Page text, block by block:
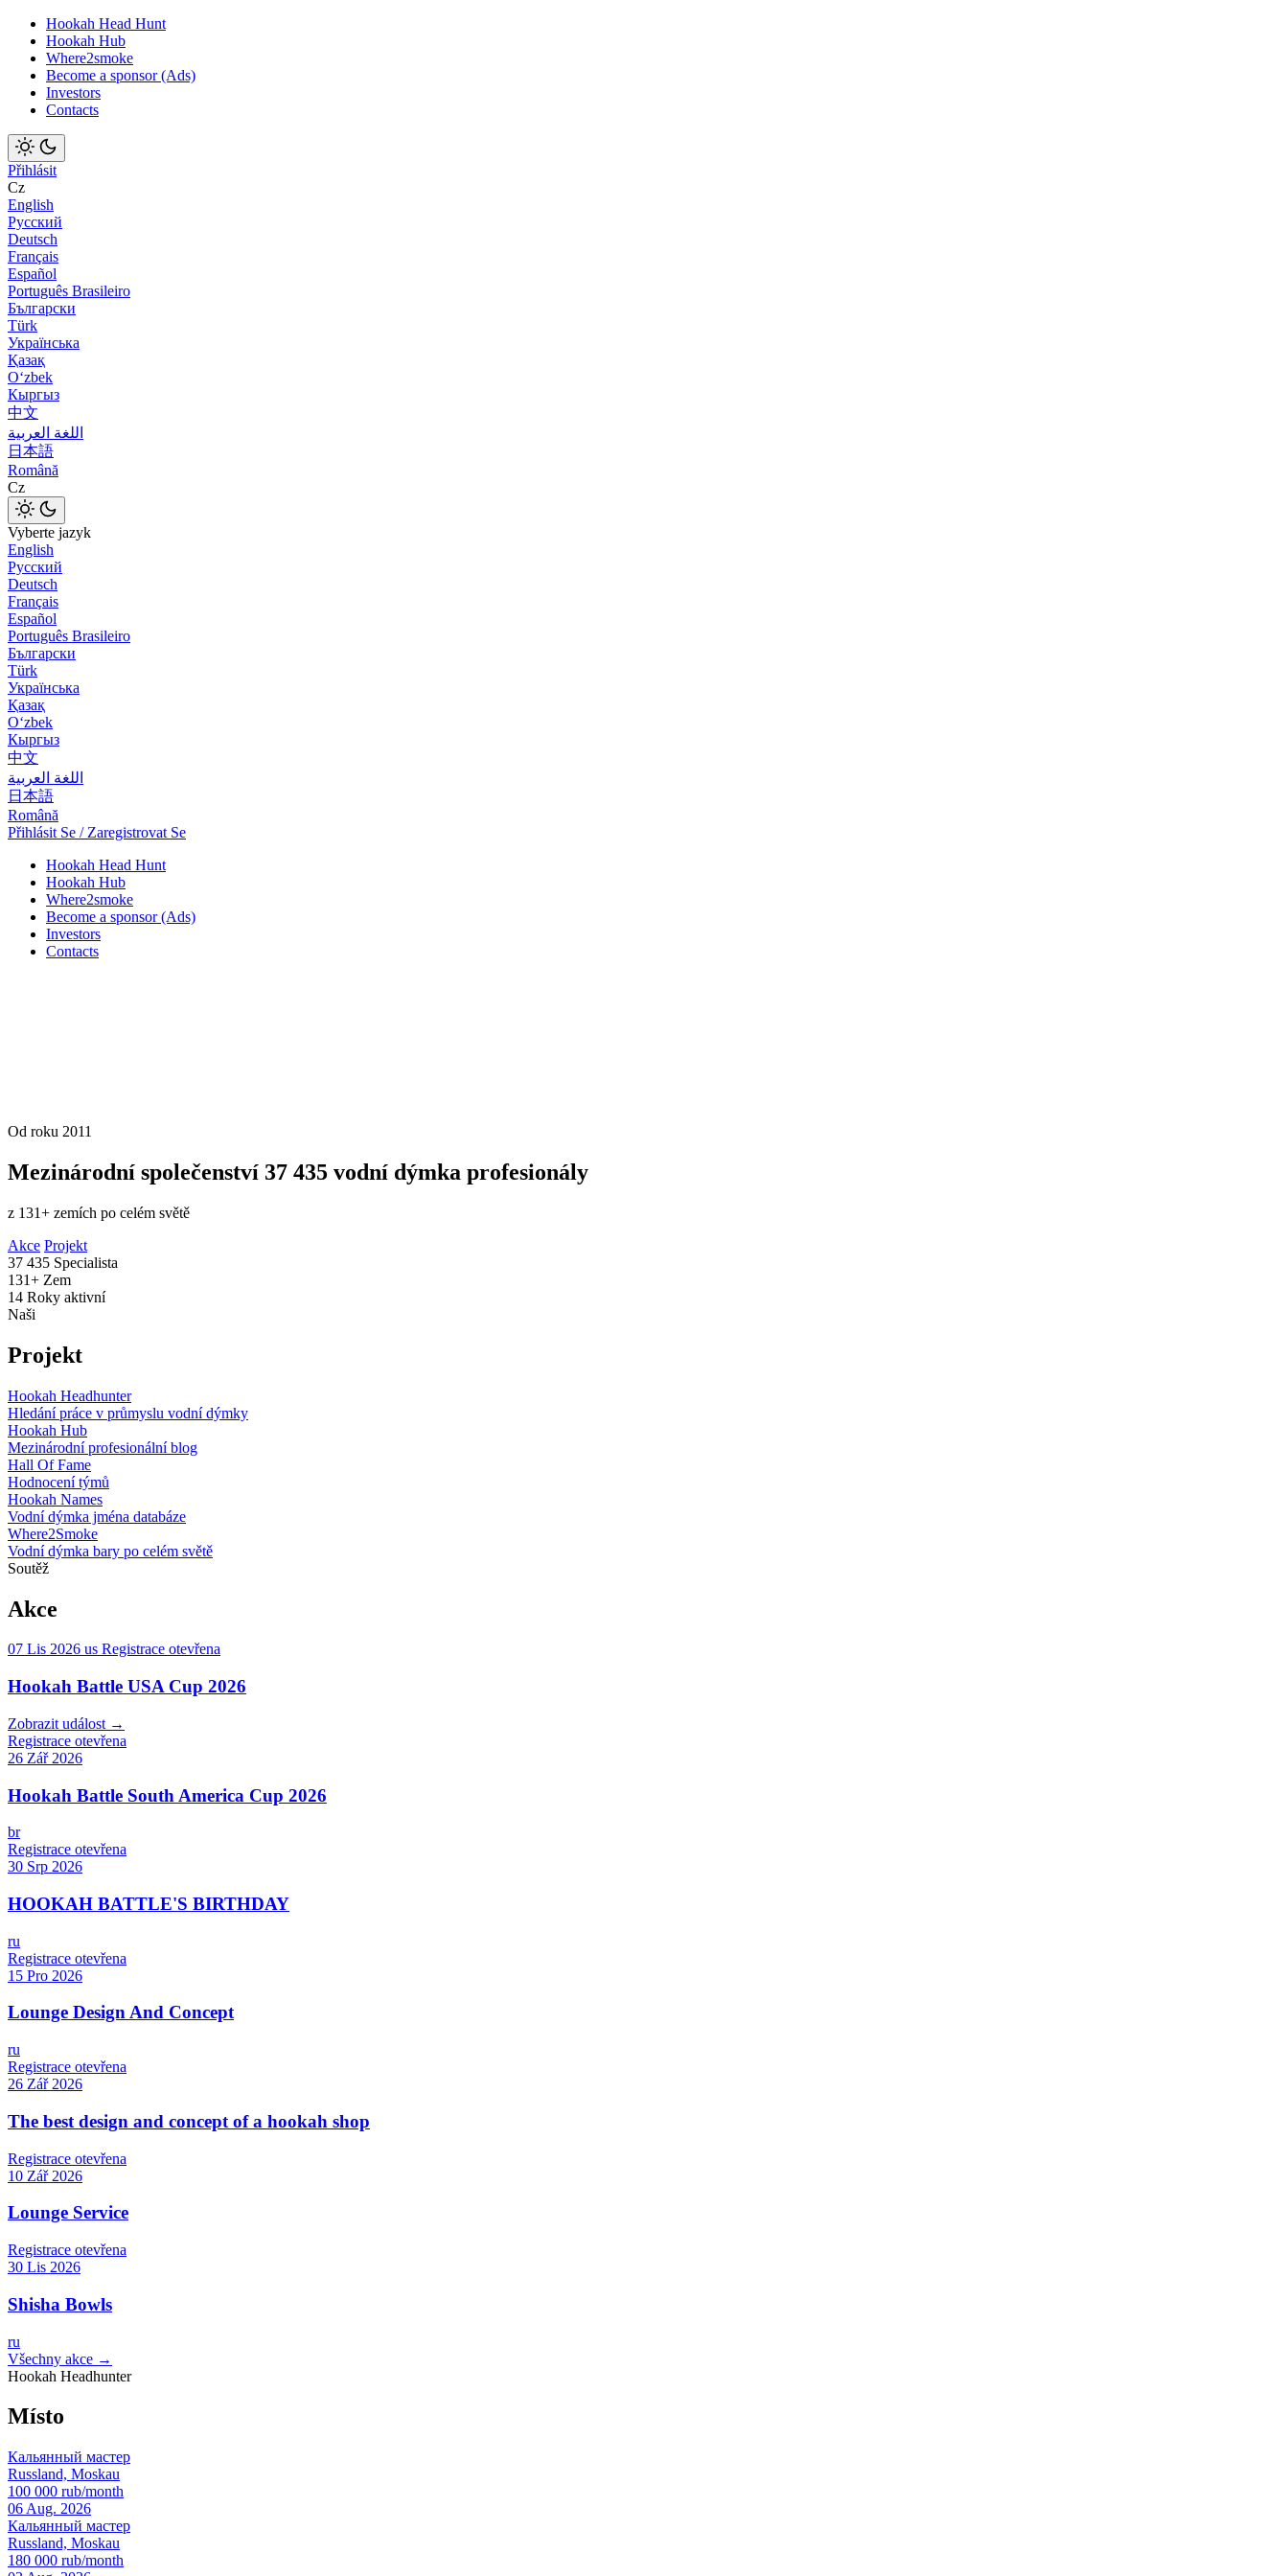
Hookah Head Hunt
Hookah Hub
Where2smoke
Become a sponsor (Ads)
Investors
Contacts
Přihlásit
Cz
English
Русский
Deutsch
Français
Español
Português Brasileiro
Български
Türk
Українська
Қазақ
Оʻzbek
Кыргыз
中文
اللغة العربية
日本語
Română
Cz
Vyberte jazyk
English
Русский
Deutsch
Français
Español
Português Brasileiro
Български
Türk
Українська
Қазақ
Оʻzbek
Кыргыз
中文
اللغة العربية
日本語
Română
Přihlásit Se / Zaregistrovat Se
Hookah Head Hunt
Hookah Hub
Where2smoke
Become a sponsor (Ads)
Investors
Contacts
Od roku 2011
Mezinárodní společenství 37 435 vodní dýmka profesionály
z 131+ zemích po celém světě
Akce Projekt
37 435 Specialista
131+ Zem
14 Roky aktivní
Naši
Projekt
Hookah Headhunter
Hledání práce v průmyslu vodní dýmky
Hookah Hub
Mezinárodní profesionální blog
Hall Of Fame
Hodnocení týmů
Hookah Names
Vodní dýmka jména databáze
Where2Smoke
Vodní dýmka bary po celém světě
Soutěž
Akce
07 Lis 2026 us Registrace otevřena
Hookah Battle USA Cup 2026
Zobrazit událost →
Registrace otevřena
26 Zář 2026
Hookah Battle South America Cup 2026
br
Registrace otevřena
30 Srp 2026
HOOKAH BATTLE'S BIRTHDAY
ru
Registrace otevřena
15 Pro 2026
Lounge Design And Concept
ru
Registrace otevřena
26 Zář 2026
The best design and concept of a hookah shop
Registrace otevřena
10 Zář 2026
Lounge Service
Registrace otevřena
30 Lis 2026
Shisha Bowls
ru
Všechny akce →
Hookah Headhunter
Místo
Кальянный мастер
Russland, Moskau
100 000 rub/month
06 Aug. 2026
Кальянный мастер
Russland, Moskau
180 000 rub/month